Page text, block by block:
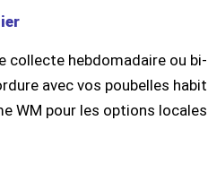
collecte hebdomadaire ou
avec vos poubelles
WM pour les options